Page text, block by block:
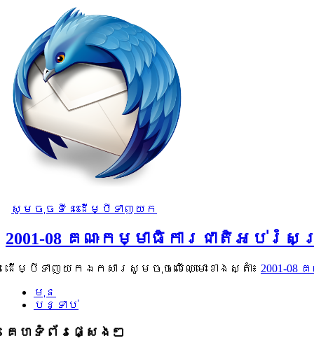
សូមចុចទីនេះដើម្បីទាញយក
2001-08 គណៈកម្មាធិការជាតិអប់
ដើម្បីទាញយកឯកសារសូមចុចលើឈ្មោះខាងស្តាំ៖ 2001-
មុន
បន្ទាប់
គេហទំព័រផ្សេងៗ